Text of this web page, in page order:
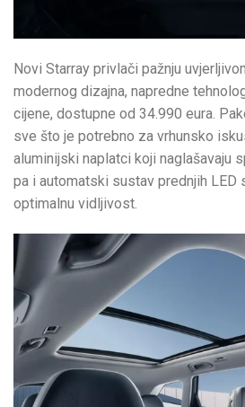
Novi Starray privlači pažnju
modernog dizajna, napredne
cijene, dostupne od 34.990 eura.
sve što je potrebno za vrhunsko
aluminijski naplatci koji naglašavaju
pa i automatski sustav prednjih LED
optimalnu vidljivost.